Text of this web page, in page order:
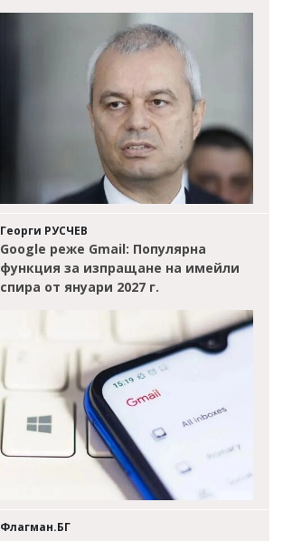
Георги РУСЧЕВ
Google реже Gmail: Популярна
функция за изпращане на имейли
спира от януари 2027 г.
Флагман.БГ